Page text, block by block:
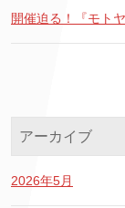
開催迫る！『モト
アーカイブ
2026年5月